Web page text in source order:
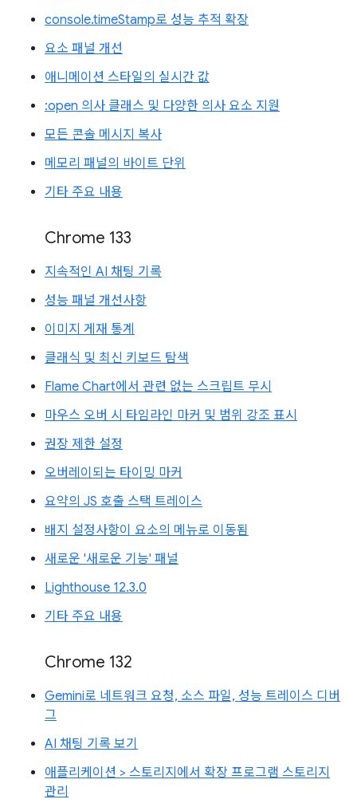
console.timeStamp로 성능 추적 확장
요소 패널 개선
애니메이션 스타일의 실시간 값
:open 의사 클래스 및 다양한 의사 요소 지원
모든 콘솔 메시지 복사
메모리 패널의 바이트 단위
기타 주요 내용
Chrome 133
지속적인 AI 채팅 기록
성능 패널 개선사항
이미지 게재 통계
클래식 및 최신 키보드 탐색
Flame Chart에서 관련 없는 스크립트 무시
마우스 오버 시 타임라인 마커 및 범위 강조 표시
권장 제한 설정
오버레이되는 타이밍 마커
요약의 JS 호출 스택 트레이스
배지 설정사항이 요소의 메뉴로 이동됨
새로운 '새로운 기능' 패널
Lighthouse 12.3.0
기타 주요 내용
Chrome 132
Gemini로 네트워크 요청, 소스 파일, 성능 트레이스 디버
그
AI 채팅 기록 보기
애플리케이션 > 스토리지에서 확장 프로그램 스토리지
관리